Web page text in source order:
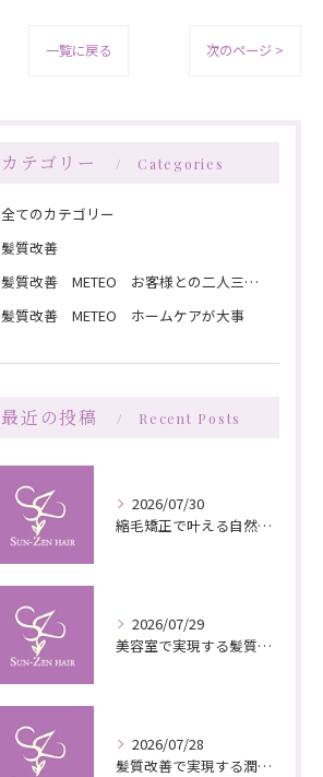
一覧に戻る 次のページ >
カテゴリー Categories
全てのカテゴリー
髪質改善
髪質改善 METEO お客様との二人三脚で髪を綺麗にしていく
髪質改善 METEO ホームケアが大事
最近の投稿 Recent Posts
2026/07/30
縮毛矯正で叶える自然な艶としなやかさの秘訣
2026/07/29
美容室で実現する髪質改善の栄養補給技術
2026/07/28
髪質改善で実現する潤いと栄養のある美髪ケア